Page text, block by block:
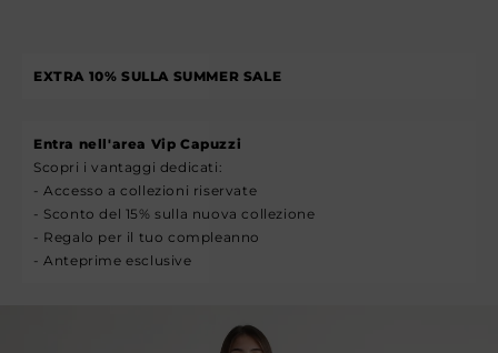
EXTRA 10% SULLA SUMMER SALE
Entra nell'area Vip Capuzzi
Scopri i vantaggi dedicati:
- Accesso a collezioni riservate
- Sconto del 15% sulla nuova collezione
- Regalo per il tuo compleanno
- Anteprime esclusive